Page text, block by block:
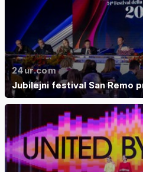
24ur.com
Jubilejni festival San Remo